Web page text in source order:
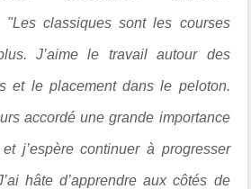
"Les classiques sont les courses
J’aime le travail autour des
et le placement dans le peloton.
accordé une grande importance
j’espère continuer à progresser
hâte d’apprendre aux côtés de